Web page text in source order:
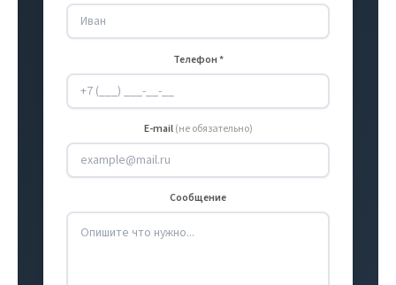
Телефон *
E-mail(не обязательно)
Сообщение